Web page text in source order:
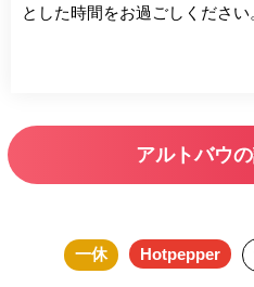
とした時間をお過ごしください
アルトバウ
一休 Hotpepper